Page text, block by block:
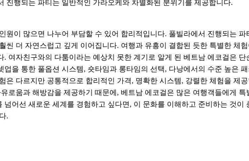
진행되는 파티는 일반적인 가라오케와 차별화된 분위기를 제공합니다.
인원이 많으면 나누어 부담할 수 있어 합리적입니다. 풀빌라에서 진행되는 파
씬 더 자연스럽고 깊게 이어집니다. 여행과 유흥이 결합된 듯한 특별한 체험
. 여자친구와의 다툼이라는 예상치 못한 계기로 알게 된 베트남 에코걸은 단
업을 통한 풀옵션 시스템, 숏타임과 롱타임의 선택, 다낭에서의 수준 높은 패
은 다르지만 공통적으로 합리적인 가격, 명확한 시스템, 강렬한 체험을 제공
로움과 해방감을 제공하기 때문에 , 베트남 에코걸은 많은 여행객들에게 특
넘어선 새로운 세계를 경험하고 싶다면, 이 문화를 이해하고 준비하는 것이
.